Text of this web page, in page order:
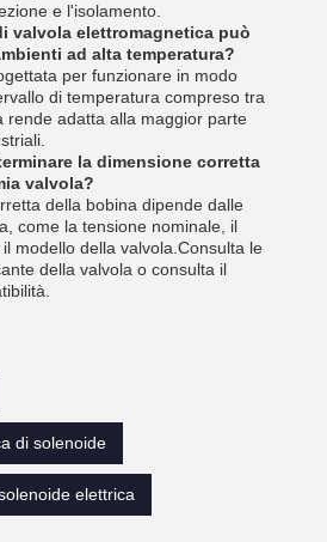
e l'isolamento.
valvola elettromagnetica può
ad alta temperatura?
per funzionare in modo
di temperatura compreso tra
rende adatta alla maggior parte
la dimensione corretta
valvola?
della bobina dipende dalle
come la tensione nominale, il
modello della valvola.Consulta le
della valvola o consulta il
di solenoide
elettrica